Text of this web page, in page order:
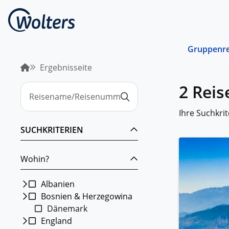
Von
Ergebnisseite
SUCHKRITERIEN
Wohin?
Albanien
Bosnien & Herzegowina
Dänemark
England
2
Ihre